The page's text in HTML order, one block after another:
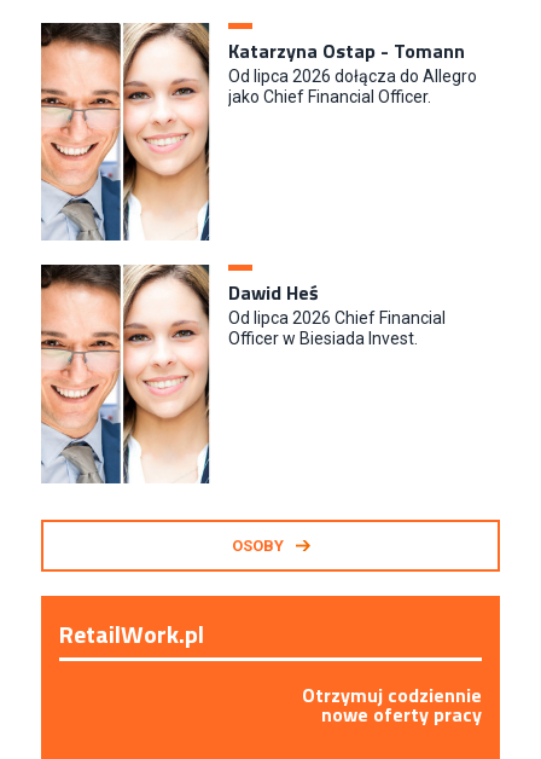
Katarzyna Ostap - Tomann
Od lipca 2026 dołącza do Allegro
jako Chief Financial Officer.
Dawid Heś
Od lipca 2026 Chief Financial
Officer w Biesiada Invest.
OSOBY
RetailWork.pl
Otrzymuj codziennie
nowe oferty pracy